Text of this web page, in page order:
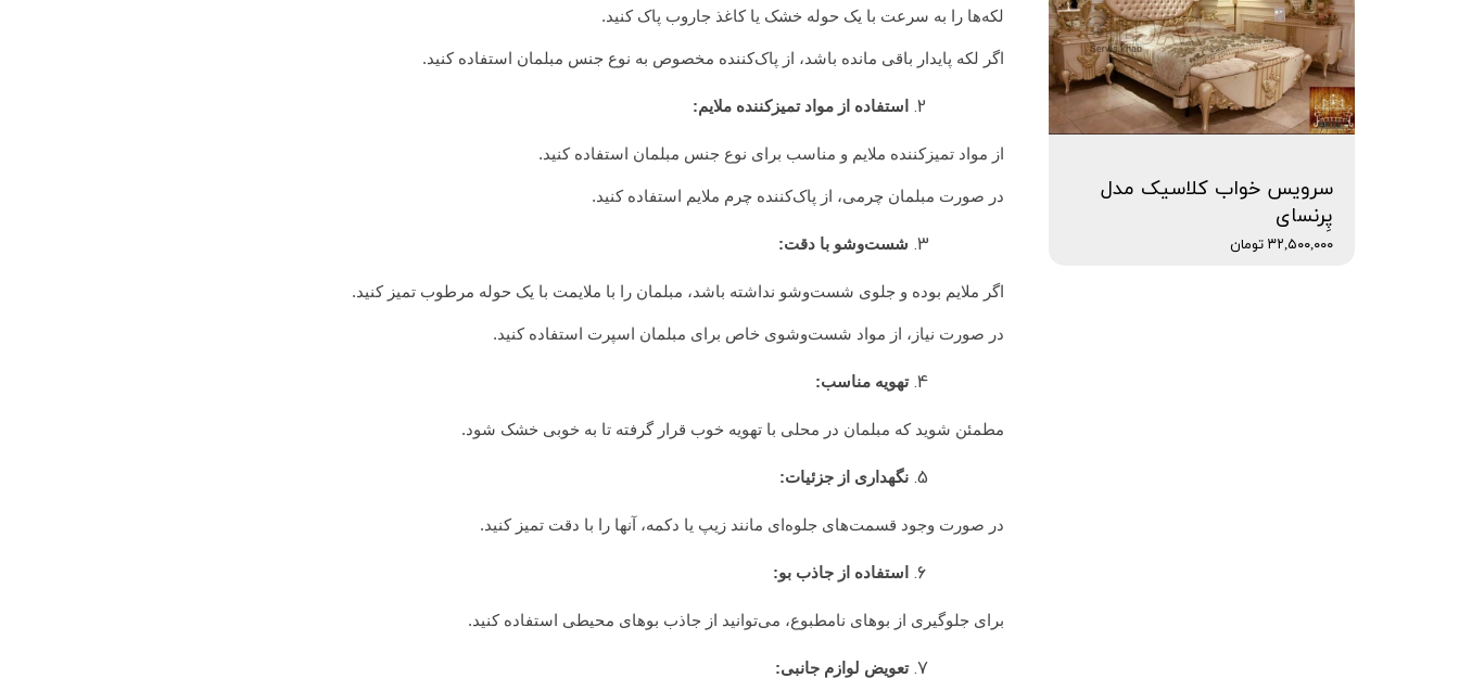
لکه‌ها را به سرعت با یک حوله خشک یا کاغذ جاروب پاک کنید.
اگر لکه پایدار باقی مانده باشد، از پاک‌کننده مخصوص به نوع جنس مبلمان استفاده کنید.
استفاده از مواد تمیزکننده ملایم:
از مواد تمیزکننده ملایم و مناسب برای نوع جنس مبلمان استفاده کنید.
در صورت مبلمان چرمی، از پاک‌کننده چرم ملایم استفاده کنید.
شست‌وشو با دقت:
اگر ملایم بوده و جلوی شست‌وشو نداشته باشد، مبلمان را با ملایمت با یک حوله مرطوب تمیز کنید.
در صورت نیاز، از مواد شست‌وشوی خاص برای مبلمان اسپرت استفاده کنید.
تهویه مناسب:
مطمئن شوید که مبلمان در محلی با تهویه خوب قرار گرفته تا به خوبی خشک شود.
نگهداری از جزئیات:
در صورت وجود قسمت‌های جلوه‌ای مانند زیپ یا دکمه، آنها را با دقت تمیز کنید.
استفاده از جاذب بو:
برای جلوگیری از بوهای نامطبوع، می‌توانید از جاذب بوهای محیطی استفاده کنید.
تعویض لوازم جانبی:
سرویس خواب کلاسیک مدل
پِرنسای
۳۲,۵۰۰,۰۰۰ تومان